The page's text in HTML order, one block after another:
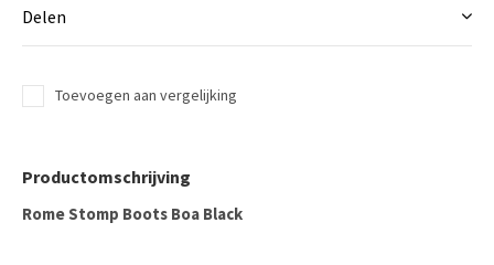
Delen
Toevoegen aan vergelijking
Productomschrijving
Rome Stomp Boots Boa Black